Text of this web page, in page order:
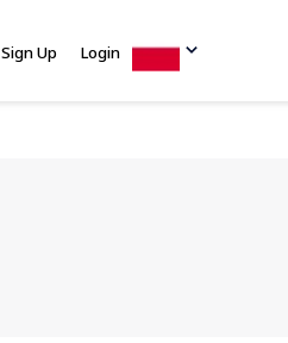
Sign Up Login